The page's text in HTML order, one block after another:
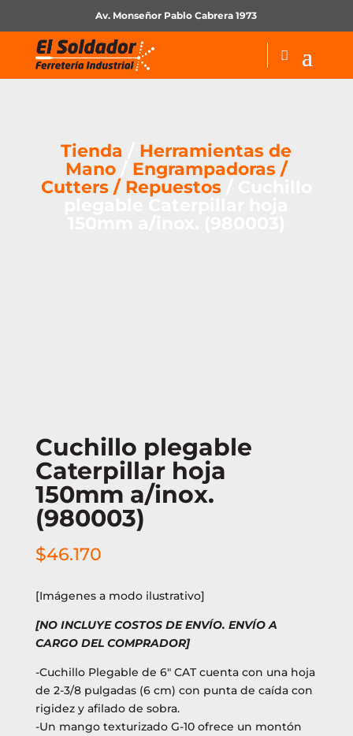
Av. Monseñor Pablo Cabrera 1973
Tienda
Herramientas de
Mano/ Engrampadoras /
Cutters / Repuestos/ Cuchillo
Cuchillo plegable
Caterpillar hoja
150mm a/inox.
(980003)
$46.170
[Imágenes a modo ilustrativo]
[NO INCLUYE COSTOS DE ENVÍO. ENVÍO A
CARGO DEL COMPRADOR]
-Cuchillo Plegable de 6″ CAT cuenta con una hoja
de 2-3/8 pulgadas (6 cm) con punta de caída con
rigidez y afilado de sobra.
-Un mango texturizado G-10 ofrece un montón